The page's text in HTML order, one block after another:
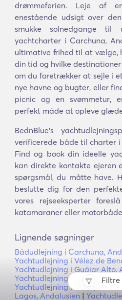
Filtre
drømmeferien. Leje af
enestående udsigt over
smukke solnedgange til
yachtcharter i Carchuna,
ultimative frihed til at vælge,
din tid og hvilke
om du foretrækker at sejle i
nye havne og bugter, eller
picnic og en svømmetur,
perfekt måde at opleve
BednBlue's
verificerede både til charter i
Find og book din ideelle
kan direkte kontakte ejeren
spørgsmål, du måtte have.
beslutte dig for den
vores rejseeksperter
katamaraner eller
Lignende søgninger
Bådudlejning i Carchuna,
Yachtudlejning i Vélez de
Yachtudlejning i Guájar Alto,
Yachtudlejning i Lentegí,
Yachtudlejning i Chite,
Lagos, Andalusien |